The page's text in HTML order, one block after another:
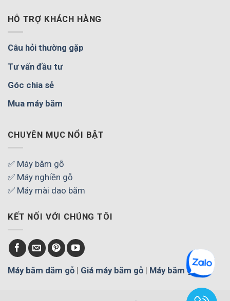
HỖ TRỢ KHÁCH HÀNG
Câu hỏi thường gặp
Tư vấn đầu tư
Góc chia sẻ
Mua máy băm
CHUYÊN MỤC NỔI BẬT
✅ Máy băm gỗ
✅ Máy nghiền gỗ
✅ Máy mài dao băm
KẾT NỐI VỚI CHÚNG TÔI
Máy băm dăm gỗ | Giá máy băm gỗ | Máy băm gỗ